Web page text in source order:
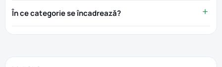
În ce categorie se încadrează?